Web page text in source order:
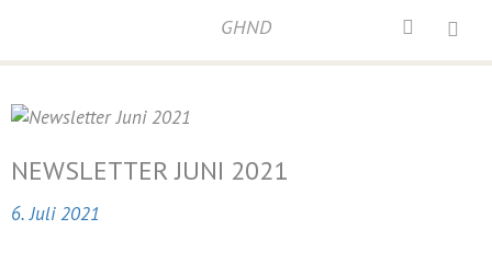
Newsletter Juni 2021
NEWSLETTER JUNI 2021
6. Juli 2021
GHND